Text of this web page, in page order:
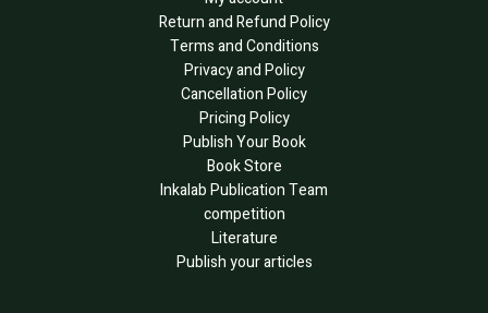
Return and Refund Policy
Terms and Conditions
Privacy and Policy
Cancellation Policy
Pricing Policy
Publish Your Book
Book Store
Inkalab Publication Team
competition
Literature
Publish your articles